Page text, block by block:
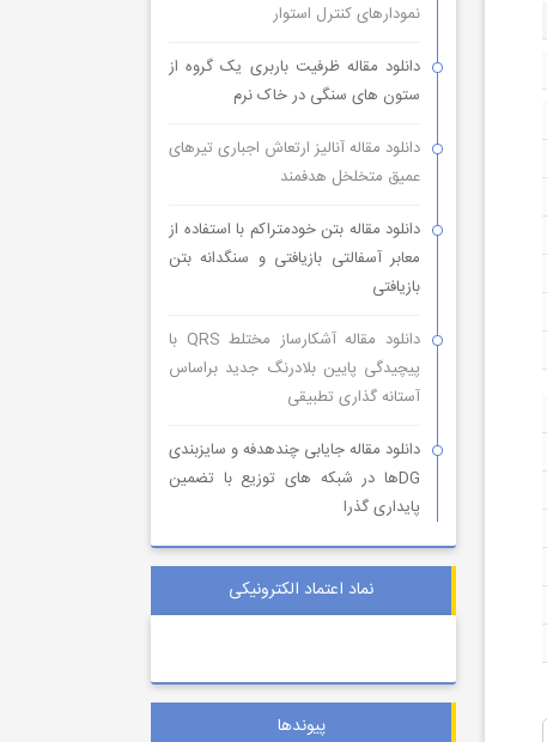
نمودارهای کنترل استوار
دانلود مقاله ظرفیت باربری یک گروه از
ستون های سنگی در خاک نرم
دانلود مقاله آنالیز ارتعاش اجباری تیرهای
عمیق متخلخل هدفمند
دانلود مقاله بتن خودمتراکم با استفاده از
معابر آسفالتی بازیافتی و سنگدانه بتن
بازیافتی
دانلود مقاله آشکارساز مختلط QRS با
پیچیدگی پایین بلادرنگ جدید براساس
آستانه گذاری تطبیقی
دانلود مقاله جایابی چندهدفه و سایزبندی
DGها در شبکه های توزیع با تضمین
پایداری گذرا
نماد اعتماد الکترونیکی
پیوندها